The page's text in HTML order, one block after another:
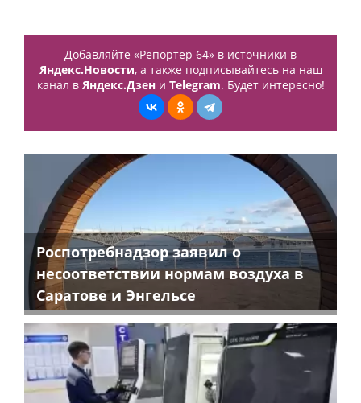
Добавляйте «Репортер 64» в источники в
Яндекс.Новости, а также подписывайтесь на наш
канал в Яндекс.Дзени Telegram. Будет интересно!
Роспотребнадзор заявил о
несоответствии нормам воздуха в
Саратове и Энгельсе